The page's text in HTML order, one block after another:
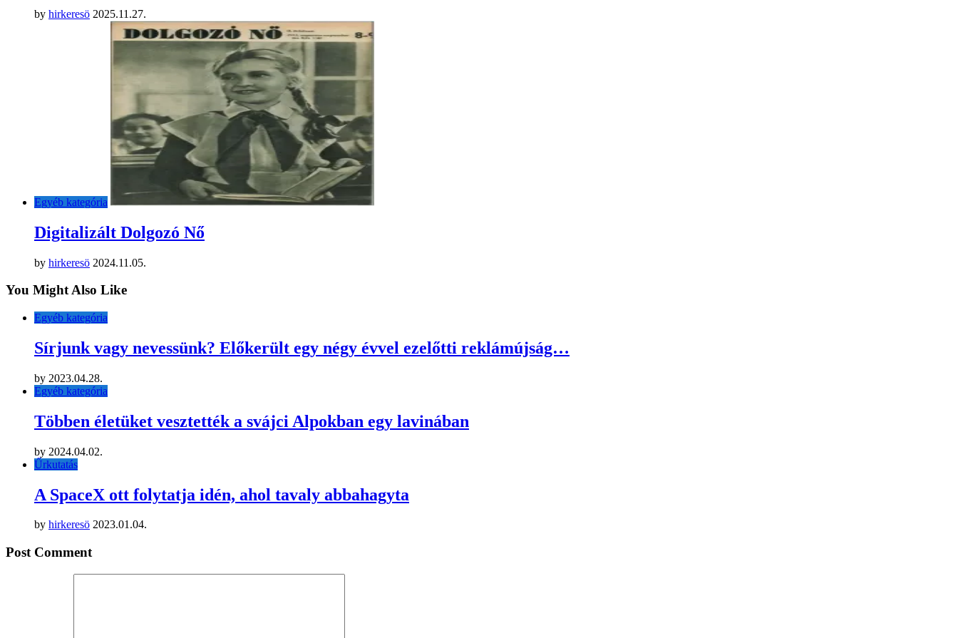
by hirkeresö 2025.11.27.
Egyéb kategória
Digitalizált Dolgozó Nő
by hirkeresö 2024.11.05.
You Might Also Like
Egyéb kategória
Sírjunk vagy nevessünk? Előkerült egy négy évvel ezelőtti reklámújság…
by 2023.04.28.
Egyéb kategória
Többen életüket vesztették a svájci Alpokban egy lavinában
by 2024.04.02.
Űrkutatás
A SpaceX ott folytatja idén, ahol tavaly abbahagyta
by hirkeresö 2023.01.04.
Post Comment